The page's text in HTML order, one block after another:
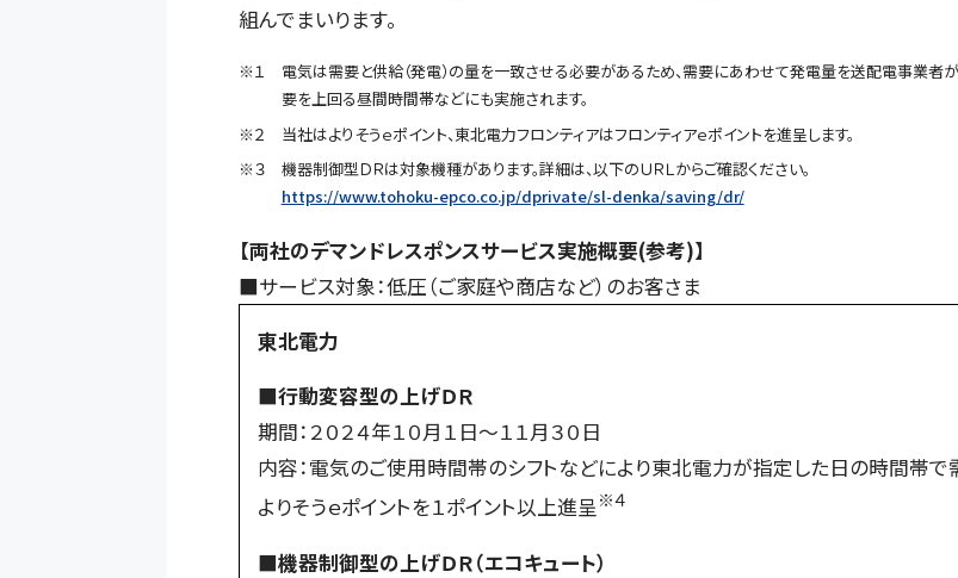
組んでまいります。
※１ 電気は需要と供給（発電）の量を一致させる必要があるため、需要にあわせて発電量を送配電事業者
要を上回る昼間時間帯などにも実施されます。
※２ 当社はよりそうｅポイント、東北電力フロンティアはフロンティアｅポイントを進呈します。
※３ 機器制御型ＤＲは対象機種があります。詳細は、以下のＵＲＬからご確認ください。
https://www.tohoku-epco.co.jp/dprivate/sl-denka/saving/dr/
【両社のデマンドレスポンスサービス実施概要(参考)】
■サービス対象：低圧（ご家庭や商店など）のお客さま
東北電力
■行動変容型の上げＤＲ
期間：２０２４年１０月１日～１１月３０日
内容：電気のご使用時間帯のシフトなどにより東北電力が指定した日の時間帯で
よりそうｅポイントを１ポイント以上進呈 ※４
■機器制御型の上げＤＲ（エコキュート）